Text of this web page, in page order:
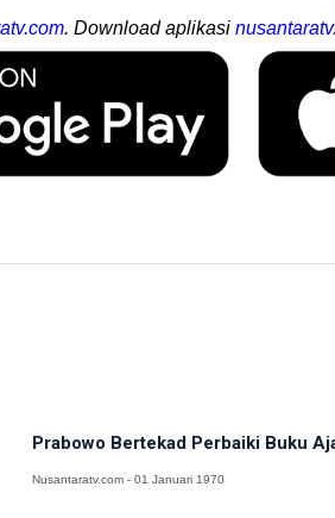
. Download aplikasi
Prabowo Bertekad Perbaiki Buku
Nusantaratv.com - 01 Januari 1970